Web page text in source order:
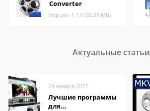
Converter
Версия: 1.1.0 (32.39 МБ)
Актуальные статьи
24 января 2017
Лучшие программы
для